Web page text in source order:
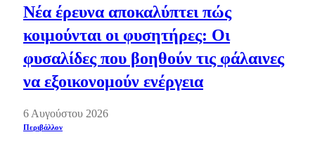
Νέα έρευνα αποκαλύπτει πώς
κοιμούνται οι φυσητήρες: Οι
φυσαλίδες που βοηθούν τις φάλαινες
να εξοικονομούν ενέργεια
6 Αυγούστου 2026
Περιβάλλον